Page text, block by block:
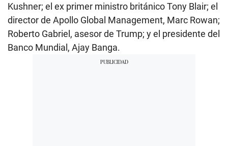
Kushner; el ex primer ministro británico Tony Blair; el
director de Apollo Global Management, Marc Rowan;
Roberto Gabriel, asesor de Trump; y el presidente del
Banco Mundial, Ajay Banga.